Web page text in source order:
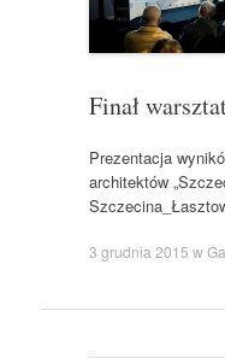
Finał
Prezentacja
architektów
3 grudnia 2015 w